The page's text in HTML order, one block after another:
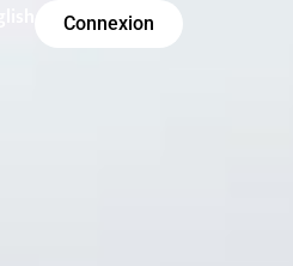
Connexion